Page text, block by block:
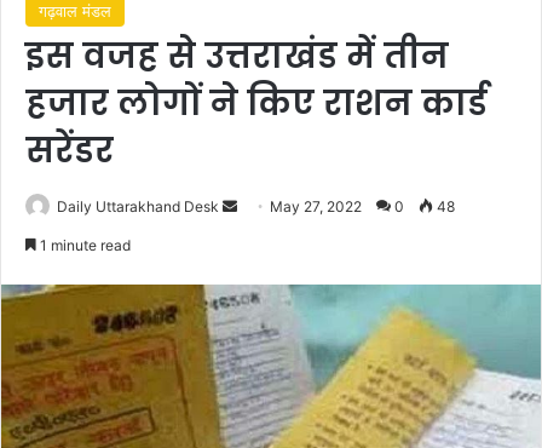
गढ़वाल मंडल
इस वजह से उत्तराखंड में तीन
हजार लोगों ने किए राशन कार्ड
सरेंडर
Daily Uttarakhand Desk
Send May 27, 2022 0 48
1 minute read